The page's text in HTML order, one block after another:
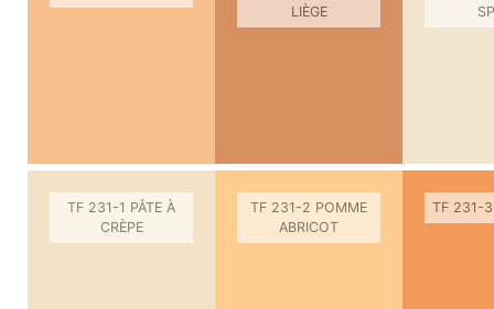
LIÈGE
TF 231-1 PÂTE À
CRÈPE
TF 231-2 POMME
ABRICOT
TF 231-3